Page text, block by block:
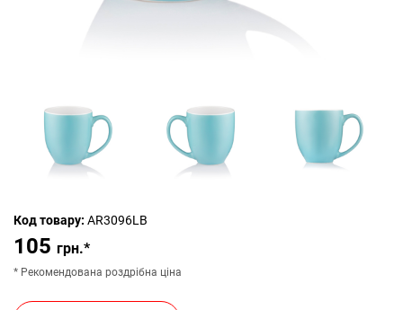
Код товару: AR3096LB
105 грн.*
* Рекомендована роздрібна ціна